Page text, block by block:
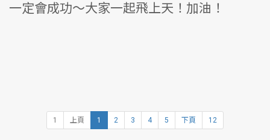
一定會成功～大家一起飛上天！加油！
1 上頁 1 2 3 4 5 下頁 12